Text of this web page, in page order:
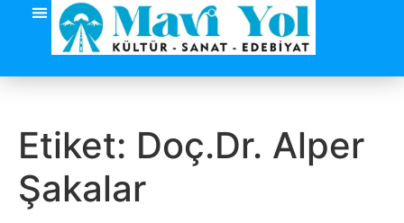
Etiket: Doç.Dr. Alper
Şakalar